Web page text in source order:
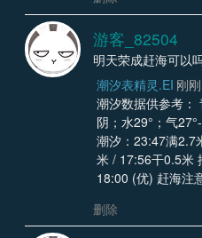
游客_82504
明天荣成赶海可以
潮汐表精灵.EI 刚刚
潮汐数据供参考：
阴；水29°；气
潮汐：23:47满2.7
米 / 17:56干0.5米
18:00 (优) 赶海注
删除